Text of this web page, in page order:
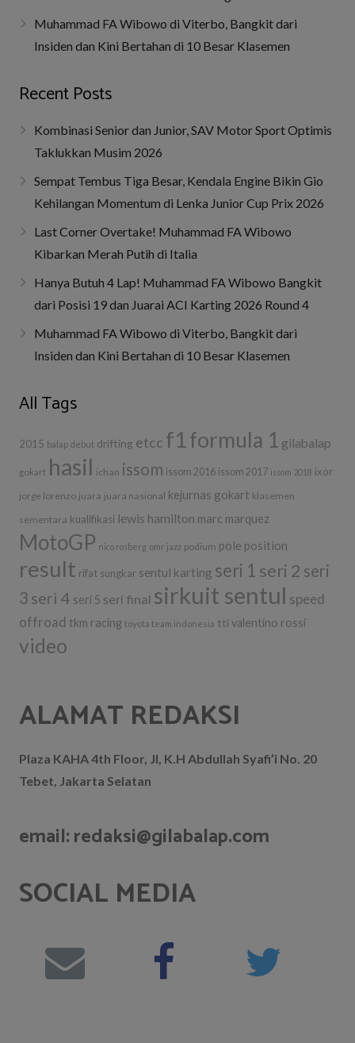
Muhammad FA Wibowo di Viterbo, Bangkit dari
Insiden dan Kini Bertahan di 10 Besar Klasemen
Recent Posts
Kombinasi Senior dan Junior, SAV Motor Sport Optimis
Taklukkan Musim 2026
Sempat Tembus Tiga Besar, Kendala Engine Bikin Gio
Kehilangan Momentum di Lenka Junior Cup Prix 2026
Last Corner Overtake! Muhammad FA Wibowo
Kibarkan Merah Putih di Italia
Hanya Butuh 4 Lap! Muhammad FA Wibowo Bangkit
dari Posisi 19 dan Juarai ACI Karting 2026 Round 4
Muhammad FA Wibowo di Viterbo, Bangkit dari
Insiden dan Kini Bertahan di 10 Besar Klasemen
All Tags
2015 balap debut drifting etcc f1formula 1 gilabalap
gokart hasil ichan issom issom 2016 issom 2017 issom 2018 ixor
jorge lorenzo juara juara nasional kejurnas gokart klasemen
sementara kualifikasi lewis hamilton marc marquez
MotoGP nico rosberg omr jazz podium pole position
result rifat sungkar sentul karting seri 1 seri 2 seri
3 seri 4 seri 5 seri final sirkuit sentul speed
offroad tkm racing toyota team indonesia tti valentino rossi
video
ALAMAT REDAKSI
Plaza KAHA 4th Floor, Jl, K.H Abdullah Syafi’i No. 20
Tebet, Jakarta Selatan
email: redaksi@gilabalap.com
SOCIAL MEDIA